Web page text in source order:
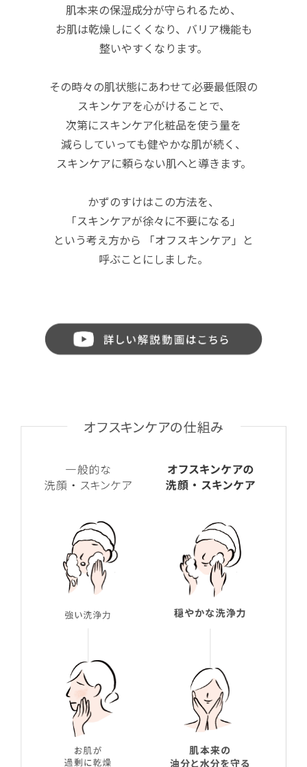
肌本来の保湿成分が守られるため、
お肌は乾燥しにくくなり、バリア機能も
整いやすくなります。
その時々の肌状態にあわせて必要最低限の
スキンケアを心がけることで、
次第にスキンケア化粧品を使う量を
減らしていっても健やかな肌が続く、
スキンケアに頼らない肌へと導きます。
かずのすけはこの方法を、
「スキンケアが徐々に不要になる」
という考え方から 「オフスキンケア」と
呼ぶことにしました。